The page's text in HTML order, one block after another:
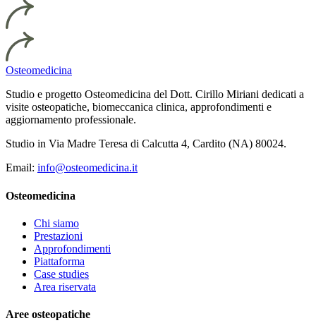
Osteomedicina
Studio e progetto Osteomedicina del Dott. Cirillo Miriani dedicati a
visite osteopatiche, biomeccanica clinica, approfondimenti e
aggiornamento professionale.
Studio in Via Madre Teresa di Calcutta 4, Cardito (NA) 80024.
Email: info@osteomedicina.it
Osteomedicina
Chi siamo
Prestazioni
Approfondimenti
Piattaforma
Case studies
Area riservata
Aree osteopatiche